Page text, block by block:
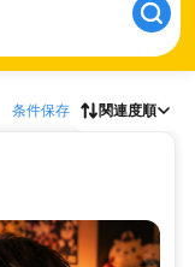
条件保存 関連度順